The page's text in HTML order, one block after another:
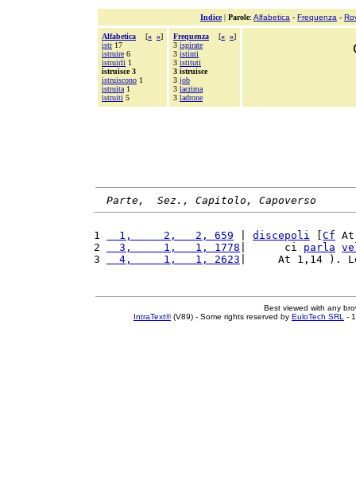
Indice| Parole: Alfabetica - Frequenza -
Alfabetica [« »]
istr17
istruire 6
istruirli 1
istruisce 3
istruiscono 1
istruita 1
istruiti 5
Frequenza [« »]
3 ispirate
3 istinti
3 istituti
3 istruisce
3 job
3 lacrima
3 ladrone
Parte,  Sez., Capitolo, Capoverso
1
  1,     2,   2, 659
discepoli Cf
2
  3,     1,   1, 1778
|      ci parla
3
  4,     1,   1, 2623
|     At 1,14 ).
Best viewed with any
IntraText®(V89) - Some rights reserved by EuloTech SRL -